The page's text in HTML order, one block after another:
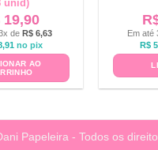
unid)
19,90
de R$ 6,63
no pix
AO
Em até
R$
Papeleira - Todos os